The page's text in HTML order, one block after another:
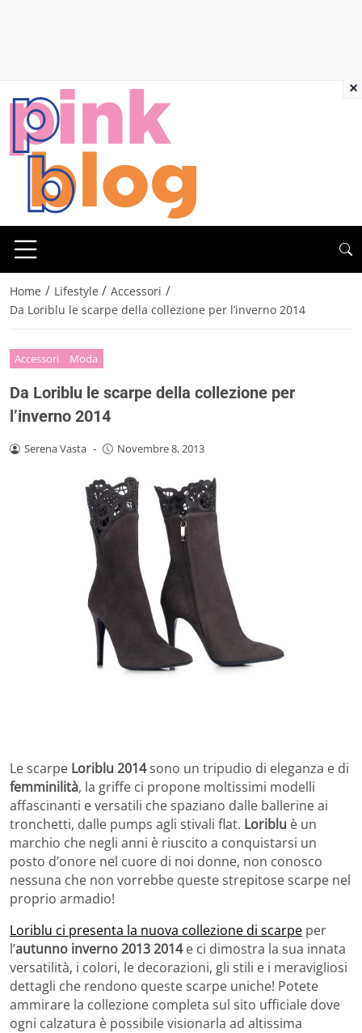
Home / Lifestyle / Accessori /
Da Loriblu le scarpe della collezione per l’inverno 2014
Accessori Moda
Da Loriblu le scarpe della collezione per
l’inverno 2014
Serena Vasta - Novembre 8, 2013
Le scarpe Loriblu 2014sono un tripudio di eleganza e di
femminilità, la griffe ci propone moltissimi modelli
affascinanti e versatili che spaziano dalle ballerine ai
tronchetti, dalle pumps agli stivali flat. Loriblu è un
marchio che negli anni è riuscito a conquistarsi un
posto d’onore nel cuore di noi donne, non conosco
nessuna che non vorrebbe queste strepitose scarpe nel
proprio armadio!
Loriblu ci presenta la nuova collezione di scarpe per
l’autunno inverno 2013 2014e ci dimostra la sua innata
versatilità, i colori, le decorazioni, gli stili e i meravigliosi
dettagli che rendono queste scarpe uniche! Potete
ammirare la collezione completa sul sito ufficiale dove
ogni calzatura è possibile visionarla ad altissima
×